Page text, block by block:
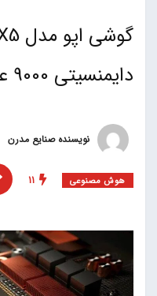
دایمنسیتی 9000 عرضه خواهد شد
نویسنده صنایع مدرن
هوش مصنوعی 11